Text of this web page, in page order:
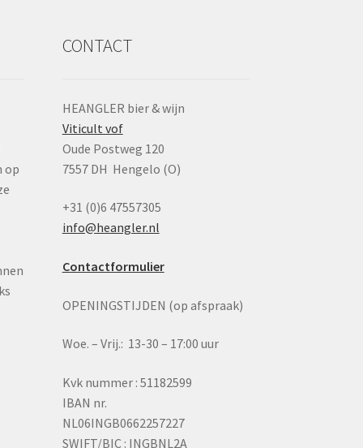
op
CONTACT
HEANGLER bier & wijn
Viticult vof
Oude Postweg 120
7557 DH Hengelo (O)
+31 (0)6 47557305
info@heangler.nl
Contactformulier
OPENINGSTIJDEN (op afspraak)
Woe. – Vrij.: 13-30 – 17:00 uur
Kvk nummer : 51182599
IBAN nr.
NL06INGB0662257227
SWIFT/BIC : INGBNL2A